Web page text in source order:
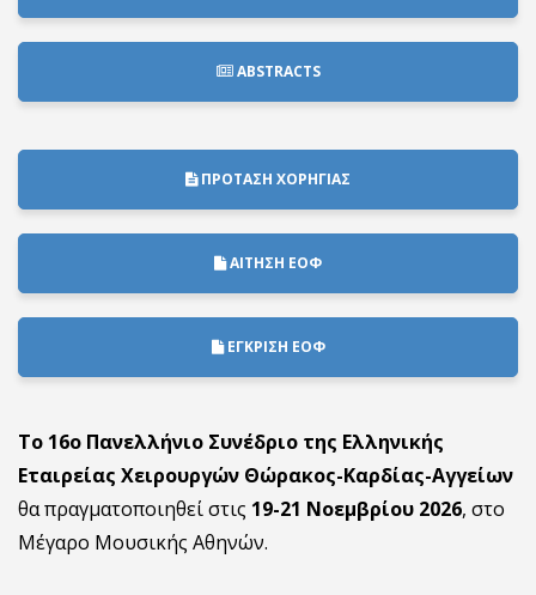
ABSTRACTS
ΠΡΟΤΑΣΗ ΧΟΡΗΓΙΑΣ
ΑΙΤΗΣΗ ΕΟΦ
ΕΓΚΡΙΣΗ ΕΟΦ
Το 16ο Πανελλήνιο Συνέδριο της Ελληνικής
Εταιρείας Χειρουργών Θώρακος-Καρδίας-Αγγείων
θα πραγματοποιηθεί στις 19-21 Νοεμβρίου 2026, στο
Μέγαρο Μουσικής Αθηνών.